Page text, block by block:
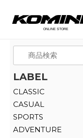
LABEL
CLASSIC
CASUAL
SPORTS
ADVENTURE